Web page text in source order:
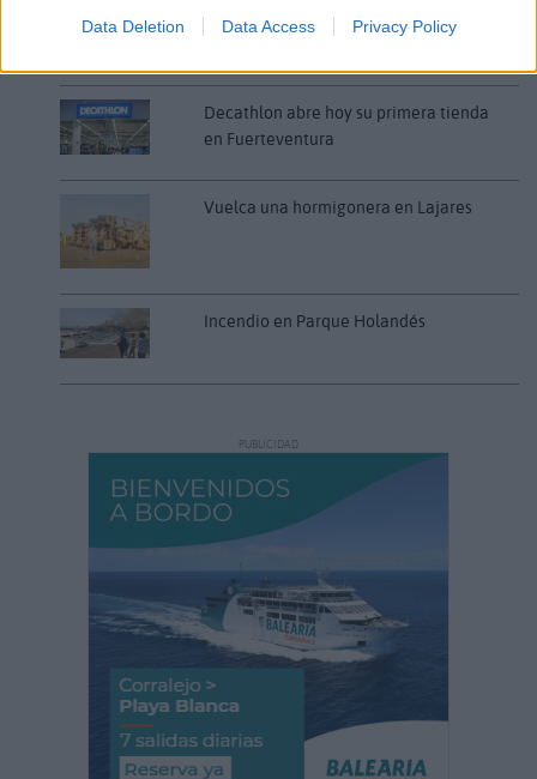
Data Deletion Data Access Privacy Policy
¿EN QUÉ MOMENTO DEJAMOS DE SER
HUMANOS?. Por Maite de Vera Cabrera
Decathlon abre hoy su primera tienda
en Fuerteventura
Vuelca una hormigonera en Lajares
Incendio en Parque Holandés
PUBLICIDAD